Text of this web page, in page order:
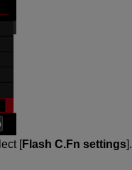
[Flash C.Fn settings].